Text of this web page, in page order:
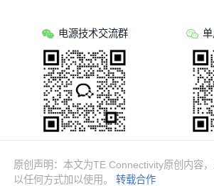
电源技术交流群
原创声明：本文为TE Connectivity原创内容
以任何方式加以使用。转载合作